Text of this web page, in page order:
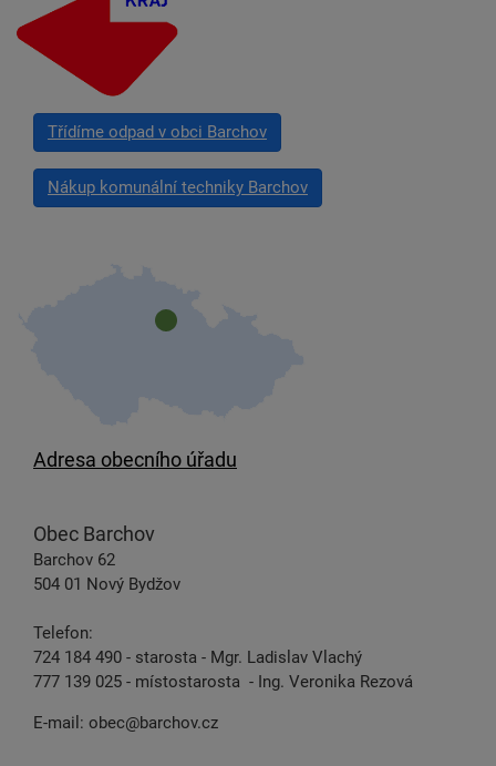
Třídíme odpad v obci Barchov
Nákup komunální techniky Barchov
Adresa obecního úřadu
Obec Barchov
Barchov 62
504 01 Nový Bydžov
Telefon:
724 184 490 - starosta - Mgr. Ladislav Vlachý
777 139 025 - místostarosta - Ing. Veronika Rezová
E-mail: obec@barchov.cz